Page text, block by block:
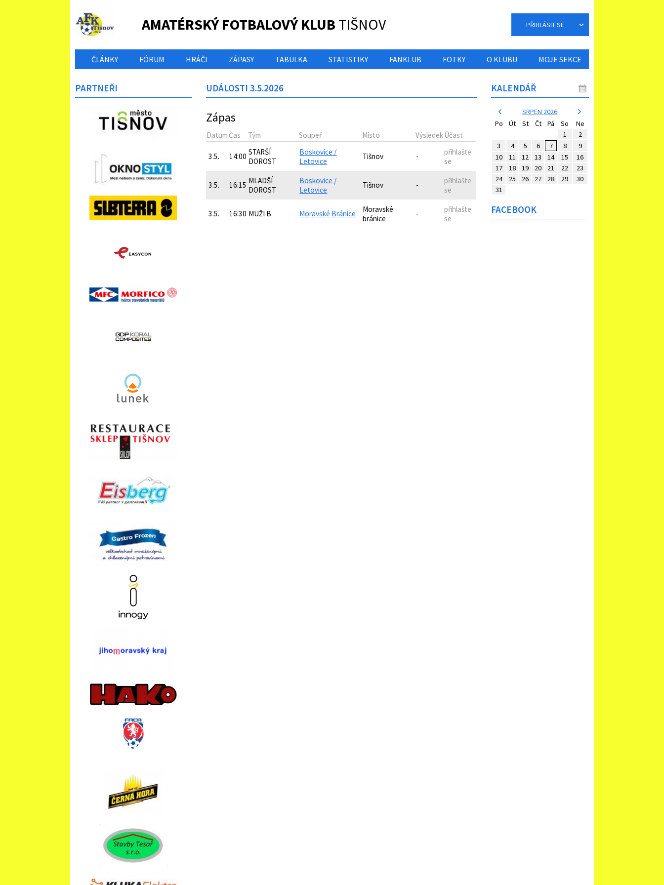
AMATÉRSKÝ FOTBALOVÝ KLUB TIŠNOV PŘIHLÁSIT SE
ČLÁNKY FÓRUM HRÁČI ZÁPASY TABULKA STATISTIKY FANKLUB FOTKY O KLUBU MOJE SEKCE
UDÁLOSTI 3.5.2026
Zápas
Datum Čas Tým Soupeř Místo VýsledekÚčast
3.5. 14:00 STARŠÍ
DOROST
Boskovice /
Letovice
Tišnov -
přihlašte
se
3.5. 16:15 MLADŠÍ
DOROST
Boskovice /
Letovice
Tišnov -
přihlašte
se
3.5. 16:30 MUŽI B Moravské Bránice
Moravské
bránice
-
přihlašte
se
PARTNEŘI KALENDÁŘ
SRPEN 2026
Po
Út St Čt Pá So
Ne
1
2
3
4 5 6 7 8
9
10
11 12 13 14 15
16
17
18 19 20 21 22
23
24
25 26 27 28 29
30
31
FACEBOOK